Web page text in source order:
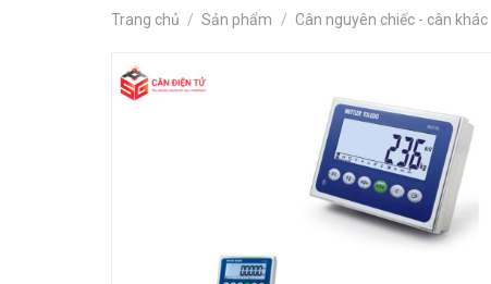
Trang chủ / Sản phẩm / Cân nguyên chiếc - cân khác